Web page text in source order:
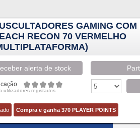
GAMING COM
RECON 70 VERMELHO
alerta de stock
utilizadores registados
Compra e ganha 370 PLAYER POINTS